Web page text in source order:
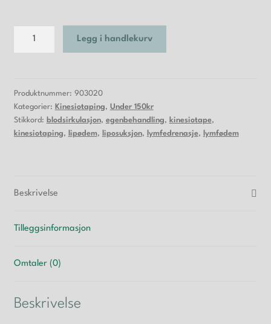
Kinesiotape
Legg i handlekurv
Produktnummer: 903020
Kategorier: Kinesiotaping, Under 150kr
Stikkord: blodsirkulasjon, egenbehandling, kinesiotape,
kinesiotaping, lipødem, liposuksjon, lymfedrenasje, lymfødem
Beskrivelse
Tilleggsinformasjon
Omtaler (0)
Beskrivelse